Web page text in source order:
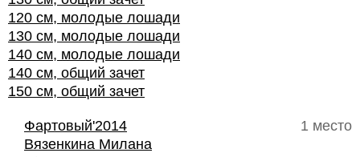
120 см, молодые лошади
130 см, молодые лошади
140 см, молодые лошади
140 см, общий зачет
150 см, общий зачет
1 место
Фартовый'2014
Вязенкина Милана